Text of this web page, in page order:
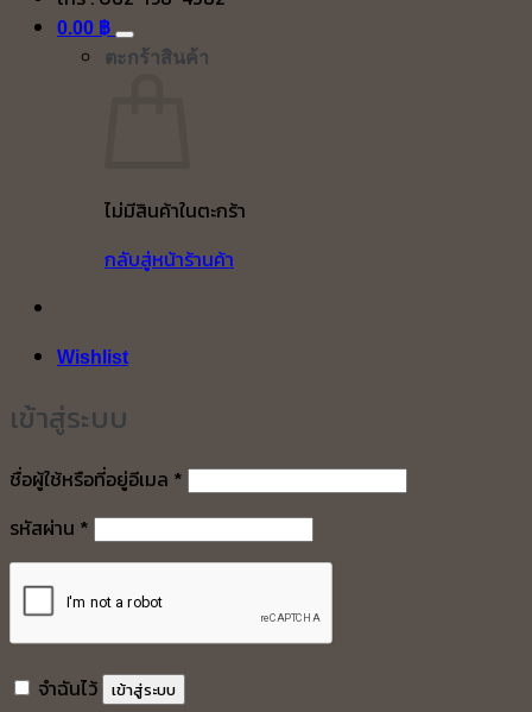
0.00 ฿
ตะกร้าสินค้า
ไม่มีสินค้าในตะกร้า
กลับสู่หน้าร้านค้า
Wishlist
เข้าสู่ระบบ
ชื่อผู้ใช้หรือที่อยู่อีเมล * ต้องการ
รหัสผ่าน * ต้องการ
จำฉันไว้ เข้าสู่ระบบ